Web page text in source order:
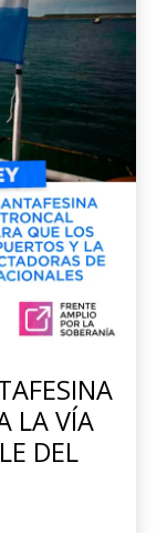
LA VÍA
DEL